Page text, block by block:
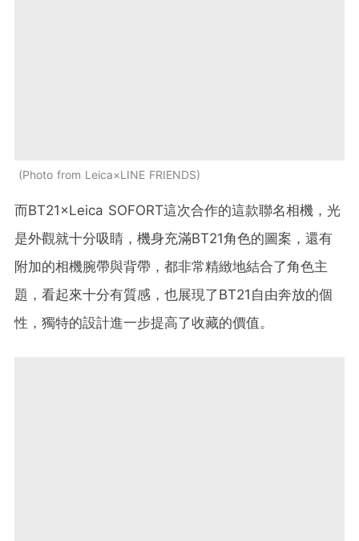
Photo from Leica×LINE FRIENDS
而BT21×Leica SOFORT這次合作的這款聯名相機，光
是外觀就十分吸睛，機身充滿BT21角色的圖案，還有
附加的相機腕帶與背帶，都非常精緻地結合了角色主
題，看起來十分有質感，也展現了BT21自由奔放的個
性，獨特的設計進一步提高了收藏的價值。